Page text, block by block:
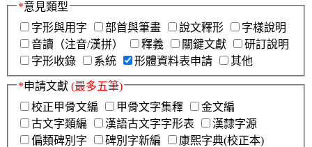
*意見類型
字形與用字
部首與筆畫 說文釋形
字樣說明
音讀（注音/漢拼）
釋義 關鍵文獻
研訂說明
字形收錄
系統 形體資料表申請 其他
*申請文獻 (最多五筆)
校正甲骨文編
甲骨文字集釋
金文編
古文字類編
漢語古文字字形表
漢隸字源
偏類碑別字
碑別字新編
康熙字典(校正本)